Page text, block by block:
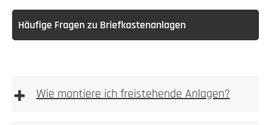
Häufige Fragen zu Briefkastenanlagen
+ Wie montiere ich freistehende Anlagen?